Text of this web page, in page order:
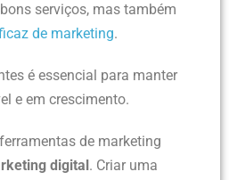
serviços, mas também
de marketing.
é essencial para manter
e em crescimento.
de marketing
digital . Criar uma